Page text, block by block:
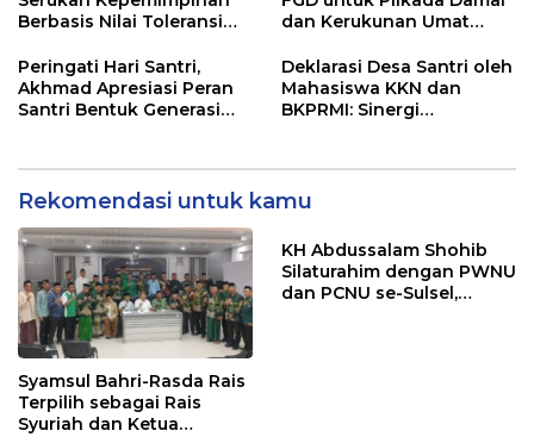
Berbasis Nilai Toleransi
dan Kerukunan Umat
Peringati Hari Santri,
Akhmad Apresiasi Peran
Santri Bentuk Generasi
Deklarasi Desa Santri oleh
Mahasiswa KKN dan
BKPRMI: Sinergi
Rekomendasi untuk kamu
Syamsul Bahri-Rasda Rais
Terpilih sebagai Rais
Syuriah dan Ketua
KH Abdussalam Shohib
Silaturahim dengan PWNU
dan PCNU se-Sulsel,